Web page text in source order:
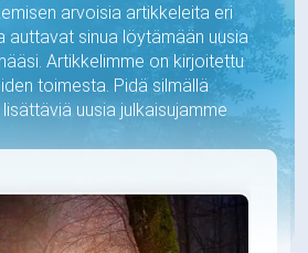
arvoisia artikkeleita eri
auttavat sinua löytämään uusia
Artikkelimme on kirjoitettu
toimesta. Pidä silmällä
uusia julkaisujamme